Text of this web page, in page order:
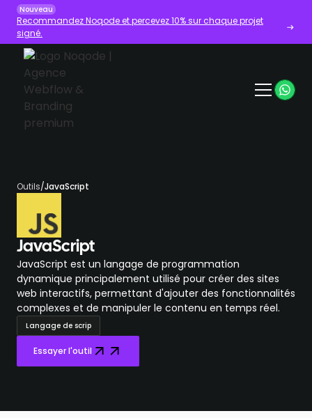
Nouveau
Recommandez Noqode et percevez 10% sur chaque projet
signé.
Outils/JavaScript
JavaScript
JavaScript est un langage de programmation
dynamique principalement utilisé pour créer des sites
web interactifs, permettant d'ajouter des fonctionnalités
complexes et de manipuler le contenu en temps réel.
Langage de scrip
Essayer l'outil